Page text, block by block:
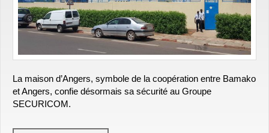
La maison d’Angers, symbole de la coopération entre Bamako
et Angers, confie désormais sa sécurité au Groupe
SECURICOM.